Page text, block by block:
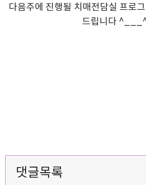
다음주에 진행될 치매전담실 프로
드립니다
댓글목록